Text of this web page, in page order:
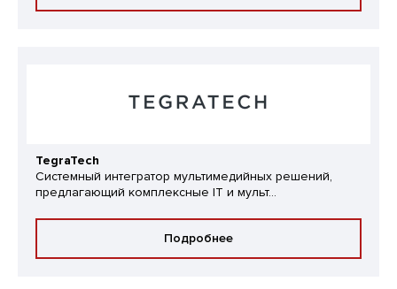
TegraTech
Системный интегратор мультимедийных решений,
предлагающий комплексные IT и мульт...
Подробнее